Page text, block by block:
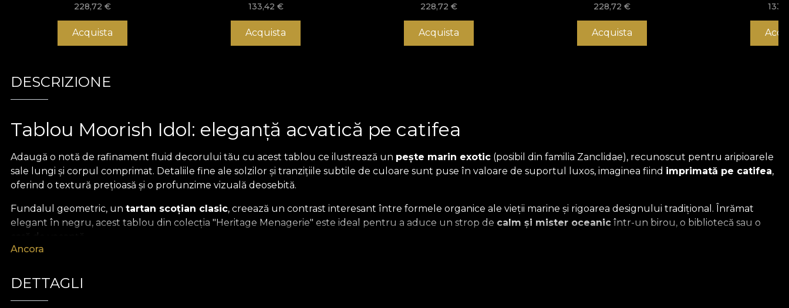
228,72€
Acquista
133,42 €
Acquista
228,72€
Acquista
228,72€
Acquista
DESCRIZIONE
Tablou Moorish Idol: eleganță acvatică pe catifea
Adaugă o notă de rafinament fluid decorului tău cu acest tablou ce ilustrează un pește marin exotic (posibil din familia Zanclidae), recunoscut pentru aripioarele
sale lungi și corpul comprimat. Detaliile fine ale solzilor și tranzițiile subtile de culoare sunt puse în valoare de suportul luxos, imaginea fiind imprimată pe catifea,
oferind o textură prețioasă și o profunzime vizuală deosebită.
Fundalul geometric, un tartan scoțian clasic, creează un contrast interesant între formele organice ale vieții marine și rigoarea designului tradițional. Înrămat
elegant în negru, acest tablou din colecția "Heritage Menagerie" este ideal pentru a aduce un strop de calm și mister oceanic într-un birou, o bibliotecă sau o
casă de vacanță.
Transformă-ți spațiul într-un sanctuar de rafinament clasic cu noua
Ancora
DETTAGLI